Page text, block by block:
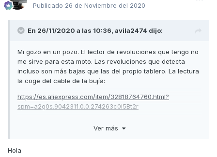
Publicado 26 de Noviembre del 2020
En 26/11/2020 a las 10:36, avila2474 dijo:
Mi gozo en un pozo. El lector de revoluciones que tengo no
me sirve para esta moto. Las revoluciones que detecta
incluso son más bajas que las del propio tablero. La lectura
la coge del cable de la bujía:
https://es.aliexpress.com/item/32818764760.html?
spm=a2g0s.9042311.0.0.274263c0i5Bt2r
porque me gustaría determinar si me falla el tablero, el
Ver más
Hola